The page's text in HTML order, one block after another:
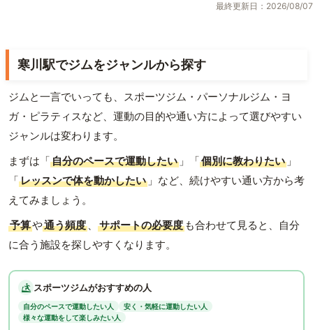
最終更新日：2026/08/07
寒川駅でジムをジャンルから探す
ジムと一言でいっても、スポーツジム・パーソナルジム・ヨ
ガ・ピラティスなど、運動の目的や通い方によって選びやすい
ジャンルは変わります。
まずは「自分のペースで運動したい 」「個別に教わりたい 」
「レッスンで体を動かしたい 」など、続けやすい通い方から考
えてみましょう。
予算や通う頻度 、 サポートの必要度 も合わせて見ると、自分
に合う施設を探しやすくなります。
スポーツジムがおすすめの人
自分のペースで運動したい人
安く・気軽に運動したい人
様々な運動をして楽しみたい人